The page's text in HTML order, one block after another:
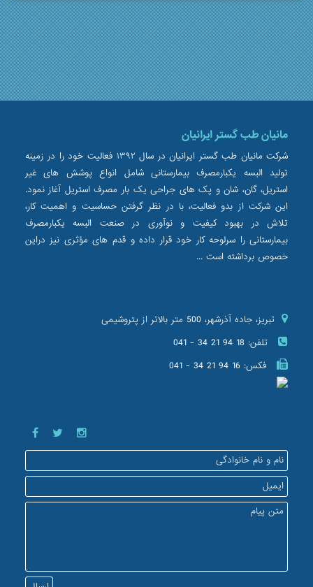
مانیان طب گستر ایرانیان
شرکت مانیان طب گستر ایرانیان در سال ۱۳۹۲ فعالیت خود را در زمینه
تولید البسه یکبارمصرف بیمارستانی شامل انواع پوشش های غیر
استریل، گان، شان و پک های جراحی یک بار مصرف استریل آغاز نمود.
این شرکت از بدو فعالیت، با در نظر گرفتن حساسیت و اهمیت کار،
تلاش در بهبود کیفیت و نوآوری در صنعت البسه یکبارمصرف
بیمارستانی را سرلوحه کار خود قرار داده و قدم های مؤثری نیز دراین
خصوص برداشته است ...
تبریز، جاده آذرشهر، 500 متر بالاتر از پتروشیمی
تلفن: 041 - 34 21 94 18
فکس: 041 - 34 21 94 16